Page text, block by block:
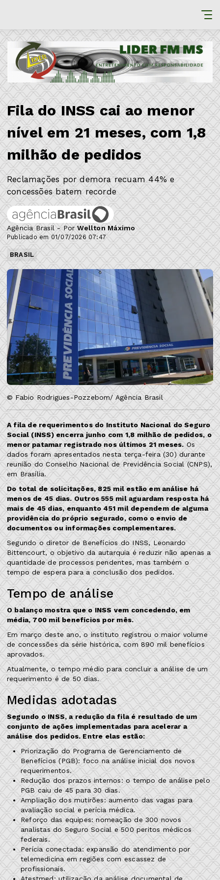
Fila do INSS cai ao menor
nível em 21 meses, com 1,8
milhão de pedidos
Reclamações por demora recuam 44% e
concessões batem recorde
Agência Brasil - PorWellton Máximo
Publicado em 01/07/2026 07:47
BRASIL
© Fabio Rodrigues-Pozzebom/ Agência Brasil
A fila de requerimentos do Instituto Nacional do Seguro
Social (INSS) encerra junho com 1,8 milhão de pedidos, o
menor patamar registrado nos últimos 21 meses. Os
dados foram apresentados nesta terça-feira (30) durante
reunião do Conselho Nacional de Previdência Social (CNPS),
em Brasília.
Do total de solicitações, 825 mil estão em análise há
menos de 45 dias. Outros 555 mil aguardam resposta há
mais de 45 dias, enquanto 451 mil dependem de alguma
providência do próprio segurado, como o envio de
documentos ou informações complementares.
Segundo o diretor de Benefícios do INSS, Leonardo
Bittencourt, o objetivo da autarquia é reduzir não apenas a
quantidade de processos pendentes, mas também o
tempo de espera para a conclusão dos pedidos.
Tempo de análise
O balanço mostra que o INSS vem concedendo, em
média, 700 mil benefícios por mês.
Em março deste ano, o instituto registrou o maior volume
de concessões da série histórica, com 890 mil benefícios
aprovados.
Atualmente, o tempo médio para concluir a análise de um
requerimento é de 50 dias.
Medidas adotadas
Segundo o INSS, a redução da fila é resultado de um
conjunto de ações implementadas para acelerar a
análise dos pedidos. Entre elas estão:
Priorização do Programa de Gerenciamento de
Benefícios (PGB): foco na análise inicial dos novos
requerimentos.
Redução dos prazos internos: o tempo de análise pelo
PGB caiu de 45 para 30 dias.
Ampliação dos mutirões: aumento das vagas para
avaliação social e perícia médica.
Reforço das equipes: nomeação de 300 novos
analistas do Seguro Social e 500 peritos médicos
federais.
Perícia conectada: expansão do atendimento por
telemedicina em regiões com escassez de
profissionais.